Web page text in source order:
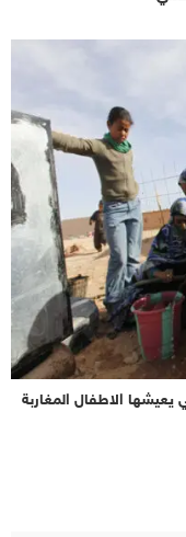
يعيشها الاطفال المغاربة